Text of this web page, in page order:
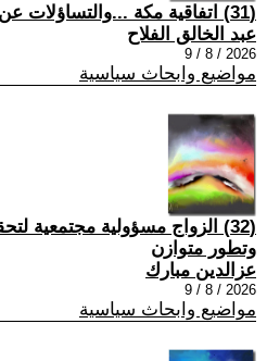
(31) اتفاقية مكة ...والتساؤلات عن المغزى
عبد الخالق الفلاح
2026 / 8 / 9
مواضيع وابحاث سياسية
(32) الزواج مسؤولية مجتمعية
وتطور متوازن
عزالدين مبارك
2026 / 8 / 9
مواضيع وابحاث سياسية